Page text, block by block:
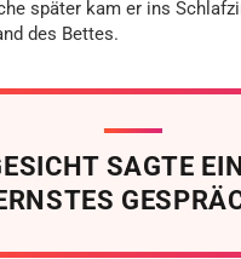
später kam er ins
des Bettes.
SAGTE